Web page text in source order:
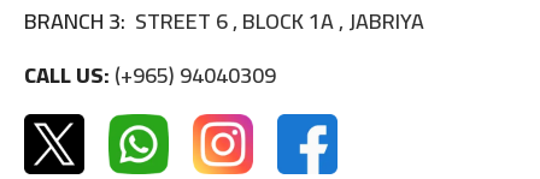
BRANCH 3: STREET 6 , BLOCK 1A , JABRIYA
CALL US:(+965) 94040309